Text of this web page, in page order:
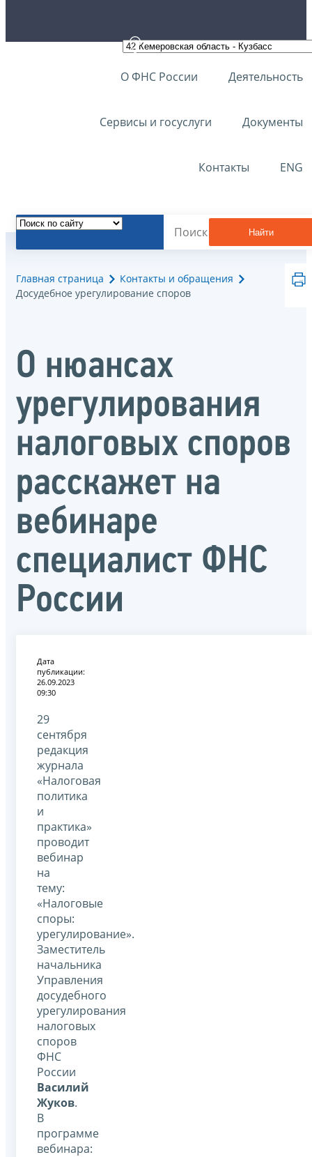
О ФНС России Деятельность
Сервисы и госуслуги Документы
Контакты ENG
Найти
Главная страница
Контакты и обращения
Досудебное урегулирование споров
О нюансах
урегулирования
налоговых споров
расскажет на
вебинаре
специалист ФНС
России
Дата
публикации:
26.09.2023
09:30
29
сентября
редакция
журнала
«Налоговая
политика
и
практика»
проводит
вебинар
на
тему:
«Налоговые
споры:
урегулирование».
Заместитель
начальника
Управления
досудебного
урегулирования
налоговых
споров
ФНС
России
Василий
Жуков.
В
программе
вебинара: